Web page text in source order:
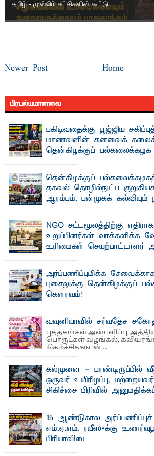
தமிழ் - முஸ்லிம் கட்சிகளின் கூட்டு ...
Newer Post Home
பிரபல்யமானவை
பகிடிவதைக்கு பூஜ்ஜிய
மாணவனின் கனவைக்
தென்கிழக்குப்
"ஒ ரு மாணவனின் அல்லது மாணவியின்
கலைக்கப்படாது" என்ற உறுதியை
தென்கிழக்குப்
தகவல் தொழில்நுட்ப
ஆரம்பம்: பன்முகக்
பேராசிரியர் எம். எம். பாஸில்
தெ ன்கிழக்குப் பல்கலைக்கழகத்தின் கலை
பீடத்தின் புவியியல் துறையினால் ...
NGO சட்டமூலத்திற்கு
உறுப்பினர்கள் வாக்களிக்க
உரிமைகள் செயற்பாட்டாளர்
ஜே. எப். காமிலா பேகம்- இ லங்கை
அமைப்புகள் (NGO) தொடர்பான புதிய
அர்ப்பணிப்புமிக்க
புசைலுக்கு தென்கிழக்குப்
கௌரவம்!
வவுனியாவில் சர்வதேச
புத்தகங்கள் அன்பளிப்பு,
பொருட்கள் வழங்கல்,
நிகழ்ச்சிகளுடன் ...
கல்முனை - பாண்டிருப்பில்
ஒருவர் உயிரிழப்பு,
சிகிச்சை பிரிவில்
பாண்டிருப்பு ...15 ஆண்டுகால
எம்.ஏ.எம். ரயீஸுக்கு
பிரியாவிடை